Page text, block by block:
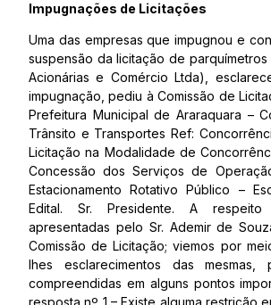
Impugnações de Licitações
Uma das empresas que impugnou e
suspensão da licitação de parquímetros
Acionárias e Comércio Ltda),
impugnação, pediu à Comissão de
Prefeitura Municipal de Araraquara –
Trânsito e Transportes Ref:
Licitação na Modalidade de
Concessão dos Serviços de
Estacionamento Rotativo Público –
Edital. Sr. Presidente. A respeito
apresentadas pelo Sr. Ademir de
Comissão de Licitação; viemos por
lhes esclarecimentos das mesmas,
compreendidas em alguns pontos